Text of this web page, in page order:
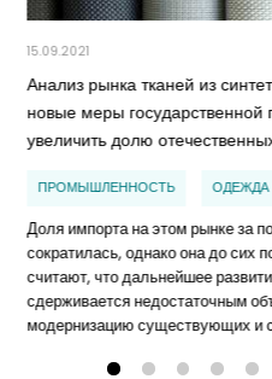
15.09.2021
Анализ рынка тканей из
новые меры государственной
увеличить долю
ПРОМЫШЛЕННОСТЬ ОДЕЖДА
Доля импорта на этом рынке за
сократилась, однако она до сих
считают, что дальнейшее
сдерживается недостаточным
модернизацию существующих и